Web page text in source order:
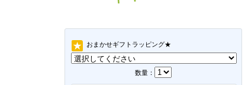
おまかせギフトラッピング★
数量：